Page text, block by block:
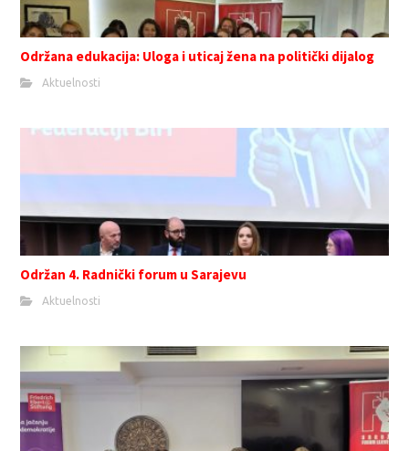
Održana edukacija: Uloga i uticaj žena na politički dijalog
Aktuelnosti
Održan 4. Radnički forum u Sarajevu
Aktuelnosti